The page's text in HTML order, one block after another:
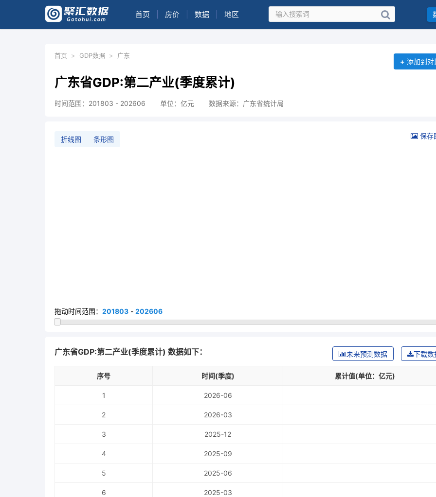
首页 房价 数据 地区
首页 > GDP数据 > 广东
广东省GDP:第二产业(季度累计)
时间范围：201803 - 202606 单位：亿元 数据来源：广东省统计局
+ 添加到对
折线图 条形图 保存
拖动时间范围： 201803 - 202606
广东省GDP:第二产业(季度累计) 数据如下： 下载数
未来预测数据
序号 时间(季度) 累计值(单位：亿元)
1 2026-06
2 2026-03
3 2025-12
4 2025-09
5 2025-06
6 2025-03